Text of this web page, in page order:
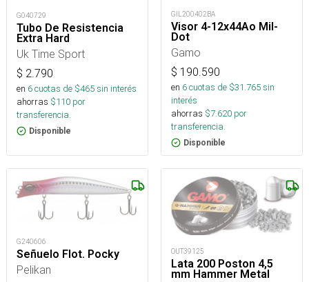
G040729
Tubo De Resistencia
Extra Hard
Uk Time Sport
$ 2.790
en 6cuotas de $465sin interés
ahorras $110 por
transferencia.
Disponible
GIL200402BA
Visor 4-12x44Ao Mil-
Dot
Gamo
$ 190.590
en 6cuotas de $31.765sin
interés
ahorras $7.620 por
transferencia.
Disponible
G240606
Señuelo Flot. Pocky
Pelikan
OUT39125
Lata 200 Poston 4,5
mm Hammer Metal